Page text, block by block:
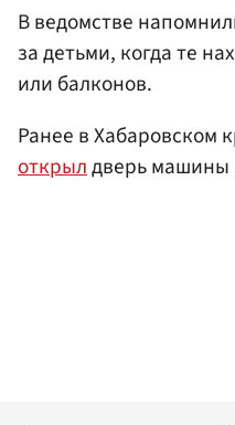
В ведомстве
за детьми, когда те
или балконов.
Ранее в Хабаровском
открылдверь машины